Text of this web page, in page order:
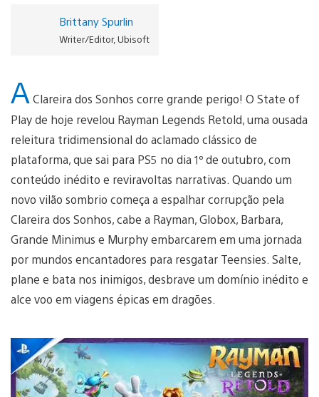
Brittany Spurlin
Writer/Editor, Ubisoft
A Clareira dos Sonhos corre grande perigo! O State of
Play de hoje revelou Rayman Legends Retold, uma ousada
releitura tridimensional do aclamado clássico de
plataforma, que sai para PS5 no dia 1º de outubro, com
conteúdo inédito e reviravoltas narrativas. Quando um
novo vilão sombrio começa a espalhar corrupção pela
Clareira dos Sonhos, cabe a Rayman, Globox, Barbara,
Grande Minimus e Murphy embarcarem em uma jornada
por mundos encantadores para resgatar Teensies. Salte,
plane e bata nos inimigos, desbrave um domínio inédito e
alce voo em viagens épicas em dragões.